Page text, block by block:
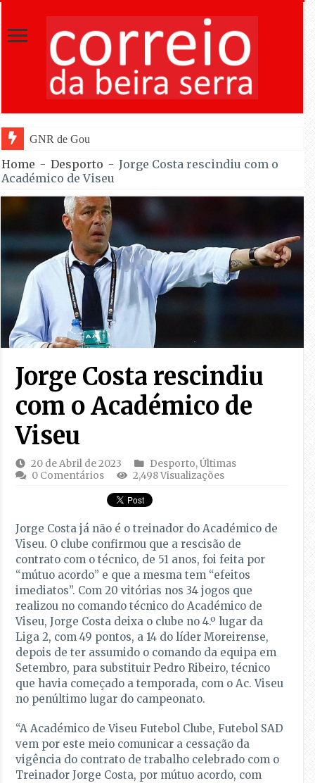
GNR de Gouveia desmantelou alegada rede
Home - Desporto - Jorge Costa rescindiu com o
Académico de Viseu
Jorge Costa rescindiu
com o Académico de
Viseu
20 de Abril de 2023 Desporto,Últimas
0 Comentários
2,498 Visualizações
Jorge Costa já não é o treinador do Académico de
Viseu. O clube confirmou que a rescisão de
contrato com o técnico, de 51 anos, foi feita por
“mútuo acordo” e que a mesma tem “efeitos
imediatos”. Com 20 vitórias nos 34 jogos que
realizou no comando técnico do Académico de
Viseu, Jorge Costa deixa o clube no 4.º lugar da
Liga 2, com 49 pontos, a 14 do líder Moreirense,
depois de ter assumido o comando da equipa em
Setembro, para substituir Pedro Ribeiro, técnico
que havia começado a temporada, com o Ac. Viseu
no penúltimo lugar do campeonato.
“A Académico de Viseu Futebol Clube, Futebol SAD
vem por este meio comunicar a cessação da
vigência do contrato de trabalho celebrado com o
Treinador Jorge Costa, por mútuo acordo, com